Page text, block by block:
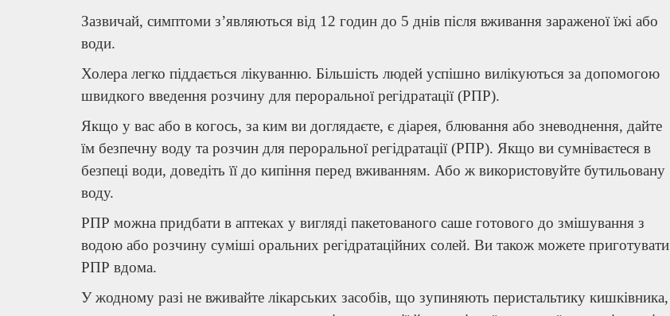
Зазвичай, симптоми з’являються від 12 годин до 5 днів після вживання зараженої їжі або
води.
Холера легко піддається лікуванню. Більшість людей успішно вилікуються за допомогою
швидкого введення розчину для пероральної регідратації (РПР).
Якщо у вас або в когось, за ким ви доглядаєте, є діарея, блювання або зневоднення, дайте
їм безпечну воду та розчин для пероральної регідратації (РПР). Якщо ви сумніваєтеся в
безпеці води, доведіть її до кипіння перед вживанням. Або ж використовуйте бутильовану
воду.
РПР можна придбати в аптеках у вигляді пакетованого саше готового до змішування з
водою або розчину суміші оральних регідратаційних солей. Ви також можете приготувати
РПР вдома.
У жодному разі не вживайте лікарських засобів, що зупиняють перистальтику кишківника,